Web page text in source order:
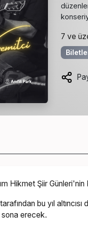
7 ve
Hikmet Şiir
bu yıl
erecek.